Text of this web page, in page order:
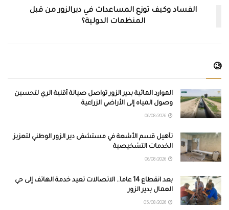
الفساد وكيف توزع المساعدات في ديرالزور من قبل
المنظمات الدولية؟
🧐
الموارد المائية بدير الزور تواصل صيانة أقنية الري لتحسين
وصول المياه إلى الأراضي الزراعية
تأهيل قسم الأشعة في مستشفى دير الزور الوطني لتعزيز
الخدمات التشخيصية
بعد انقطاع 14 عاماً.. الاتصالات تعيد خدمة الهاتف إلى حي
العمال بدير الزور